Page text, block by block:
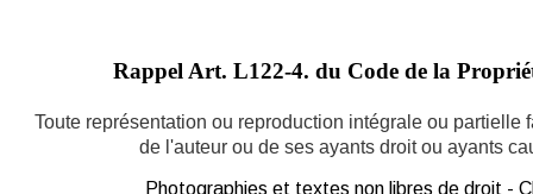
Rappel Art. L122-4. du Code de la
Toute représentation ou reproduction intégrale ou partielle
de l'auteur ou de ses ayants droit ou ayants
Photographies et textes non libres de droit -